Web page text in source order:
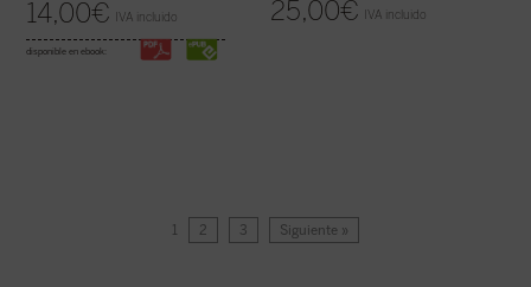
14,00€ IVA incluido
disponible en ebook:
25,00€ IVA incluido
1 2 3 Siguiente »